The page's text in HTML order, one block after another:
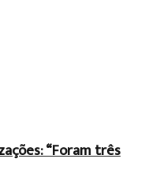
“Foram três